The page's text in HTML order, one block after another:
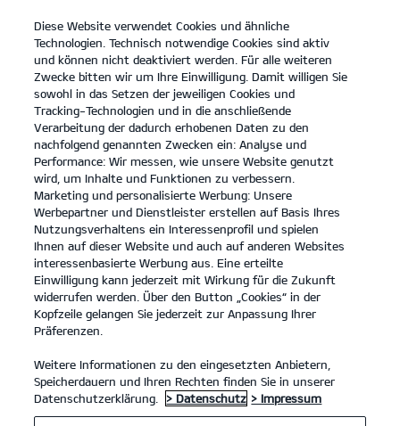
open
menu
KONTAKT
... INNENRAUMFILTER
KIA ORIGINAL INNENRAUMFILTER
Diese Website verwendet Cookies und ähnliche
Technologien. Technisch notwendige Cookies sind aktiv
und können nicht deaktiviert werden. Für alle weiteren
Zwecke bitten wir um Ihre Einwilligung. Damit willigen Sie
sowohl in das Setzen der jeweiligen Cookies und
Tracking-Technologien und in die anschließende
Verarbeitung der dadurch erhobenen Daten zu den
nachfolgend genannten Zwecken ein: Analyse und
Performance: Wir messen, wie unsere Website genutzt
wird, um Inhalte und Funktionen zu verbessern.
Marketing und personalisierte Werbung: Unsere
Werbepartner und Dienstleister erstellen auf Basis Ihres
Nutzungsverhaltens ein Interessenprofil und spielen
Ihnen auf dieser Website und auch auf anderen Websites
interessenbasierte Werbung aus. Eine erteilte
Einwilligung kann jederzeit mit Wirkung für die Zukunft
widerrufen werden. Über den Button „Cookies“ in der
Kopfzeile gelangen Sie jederzeit zur Anpassung Ihrer
Präferenzen.
Weitere Informationen zu den eingesetzten Anbietern,
Speicherdauern und Ihren Rechten finden Sie in unserer
Datenschutzerklärung.
> Datenschutz > Impressum